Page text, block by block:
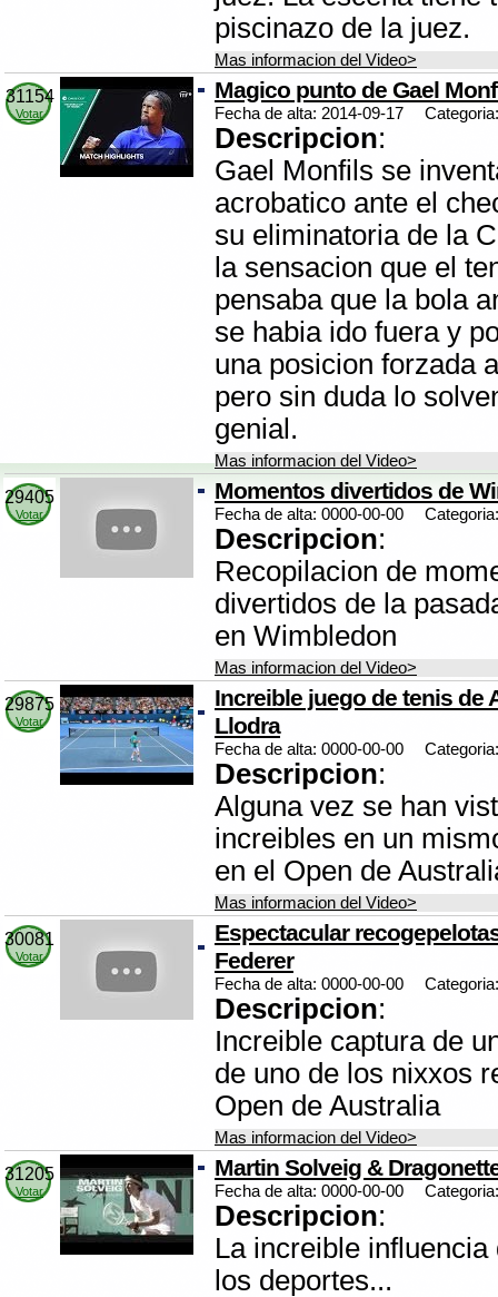
piscinazo de la juez.
Mas informacion del Video>
31154
Votar
Magico punto de Gael
Fecha de alta: 2014-09-17 Categoria:
Descripcion:
Gael Monfils se
acrobatico ante el
su eliminatoria de la
la sensacion que el
pensaba que la bola
se habia ido fuera y
una posicion forzada
pero sin duda lo
genial.
Mas informacion del Video>
29405
Votar
Momentos divertidos de
Fecha de alta: 0000-00-00 Categoria:
Descripcion:
Recopilacion de
divertidos de la
en Wimbledon
Mas informacion del Video>
29875
Votar
Increible juego de tenis de
Llodra
Fecha de alta: 0000-00-00 Categoria:
Descripcion:
Alguna vez se han
increibles en un
en el Open de
Mas informacion del Video>
30081
Votar
Espectacular
Federer
Fecha de alta: 0000-00-00 Categoria:
Descripcion:
Increible captura de
de uno de los nixxos
Open de Australia
Mas informacion del Video>
31205
Votar
Martin Solveig &
Fecha de alta: 0000-00-00 Categoria:
Descripcion:
La increible
los deportes...